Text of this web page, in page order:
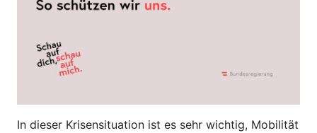
In dieser Krisensituation ist es sehr wichtig, Mobilität